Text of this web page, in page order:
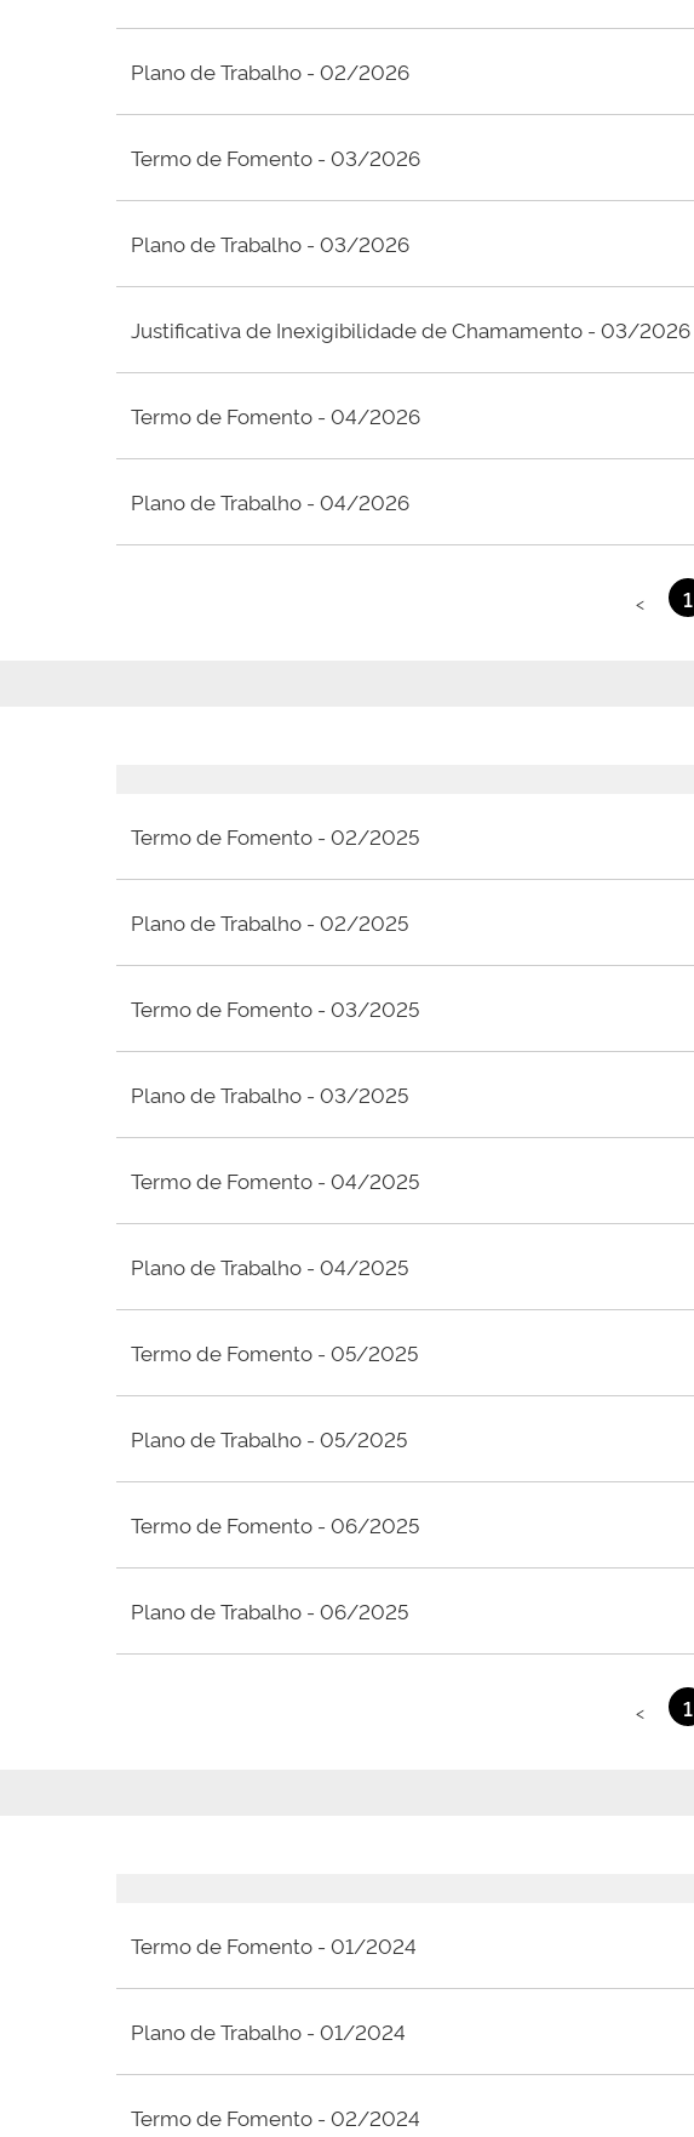
Plano de Trabalho - 02/2026
Termo de Fomento - 03/2026
Plano de Trabalho - 03/2026
Justificativa de Inexigibilidade de Chamamento - 03/2026
Termo de Fomento - 04/2026
Plano de Trabalho - 04/2026
< 1
Termo de Fomento - 02/2025
Plano de Trabalho - 02/2025
Termo de Fomento - 03/2025
Plano de Trabalho - 03/2025
Termo de Fomento - 04/2025
Plano de Trabalho - 04/2025
Termo de Fomento - 05/2025
Plano de Trabalho - 05/2025
Termo de Fomento - 06/2025
Plano de Trabalho - 06/2025
< 1
Termo de Fomento - 01/2024
Plano de Trabalho - 01/2024
Termo de Fomento - 02/2024